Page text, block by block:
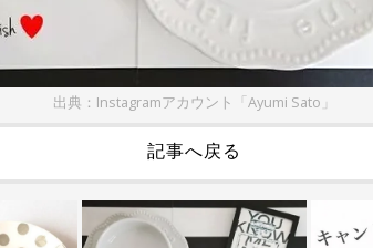
出典：Instagramアカウント「Ayumi Sato」
記事へ戻る